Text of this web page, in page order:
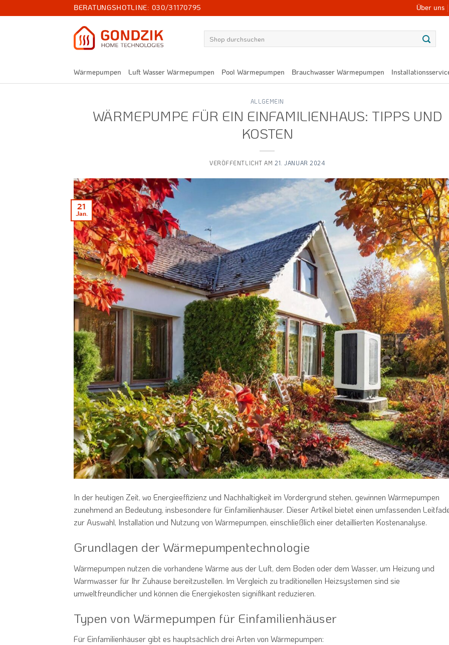
Inhalt
BERATUNGSHOTLINE: 030/31170795 Über uns
Wärmepumpen Luft Wasser Wärmepumpen Pool Wärmepumpen Brauchwasser Wärmepumpen
ALLGEMEIN
WÄRMEPUMPE FÜR EIN EINFAMILIENHAUS: TIPPS UND
KOSTEN
VERÖFFENTLICHT AM 21. JANUAR 2024
21
Jan.
In der heutigen Zeit, wo Energieeffizienz und Nachhaltigkeit im Vordergrund stehen, gewinnen Wärmepumpen
zunehmend an Bedeutung, insbesondere für Einfamilienhäuser. Dieser Artikel bietet einen umfassenden
zur Auswahl, Installation und Nutzung von Wärmepumpen, einschließlich einer detaillierten Kostenanalyse.
Grundlagen der Wärmepumpentechnologie
Wärmepumpen nutzen die vorhandene Wärme aus der Luft, dem Boden oder dem Wasser, um Heizung und
Warmwasser für Ihr Zuhause bereitzustellen. Im Vergleich zu traditionellen Heizsystemen sind sie
umweltfreundlicher und können die Energiekosten signifikant reduzieren.
Typen von Wärmepumpen für Einfamilienhäuser
Für Einfamilienhäuser gibt es hauptsächlich drei Arten von Wärmepumpen: